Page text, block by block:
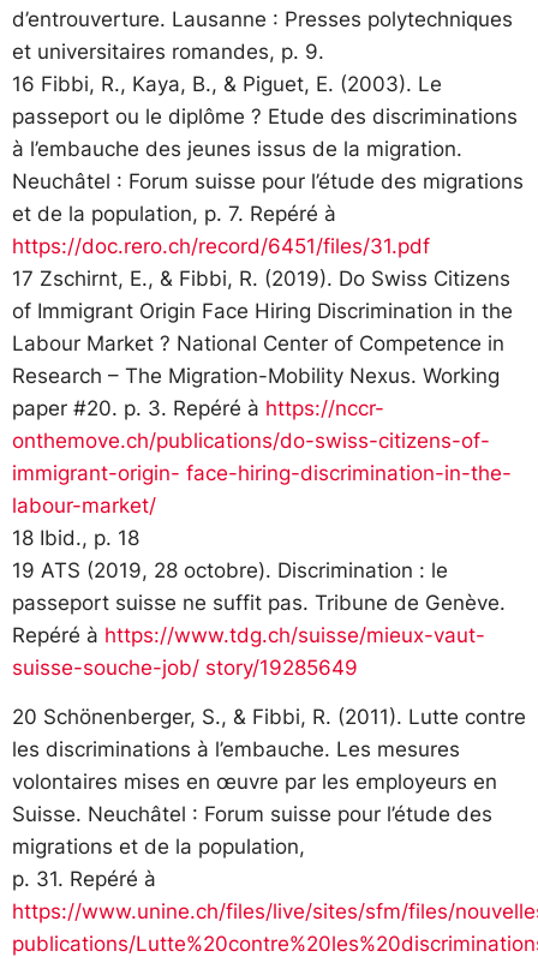
d’entrouverture. Lausanne : Presses polytechniques
et universitaires romandes, p. 9.
16 Fibbi, R., Kaya, B., & Piguet, E. (2003). Le
passeport ou le diplôme ? Etude des discriminations
à l’embauche des jeunes issus de la migration.
Neuchâtel : Forum suisse pour l’étude des migrations
et de la population, p. 7. Repéré à
https://doc.rero.ch/record/6451/files/31.pdf
17 Zschirnt, E., & Fibbi, R. (2019). Do Swiss Citizens
of Immigrant Origin Face Hiring Discrimination in the
Labour Market ? National Center of Competence in
Research – The Migration-Mobility Nexus. Working
paper #20. p. 3. Repéré à https://nccr-
onthemove.ch/publications/do-swiss-citizens-of-
immigrant-origin- face-hiring-discrimination-in-the-
labour-market/
18 Ibid., p. 18
19 ATS (2019, 28 octobre). Discrimination : le
passeport suisse ne suffit pas. Tribune de Genève.
Repéré à https://www.tdg.ch/suisse/mieux-vaut-
suisse-souche-job/ story/19285649
20 Schönenberger, S., & Fibbi, R. (2011). Lutte contre
les discriminations à l’embauche. Les mesures
volontaires mises en œuvre par les employeurs en
Suisse. Neuchâtel : Forum suisse pour l’étude des
migrations et de la population,
p. 31. Repéré à
https://www.unine.ch/files/live/sites/sfm/files/
publications/